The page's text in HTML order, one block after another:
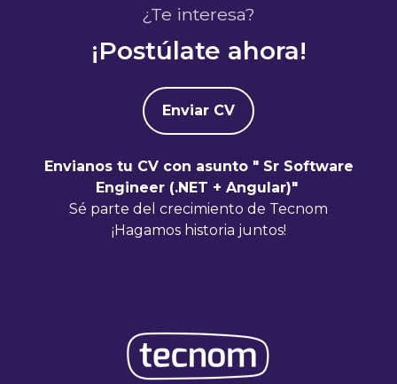
¿Te interesa?
¡Postúlate ahora!
Enviar CV
Envianos tu CV con asunto " Sr Software
Engineer (.NET + Angular)"
Sé parte del crecimiento de Tecnom
¡Hagamos historia juntos!